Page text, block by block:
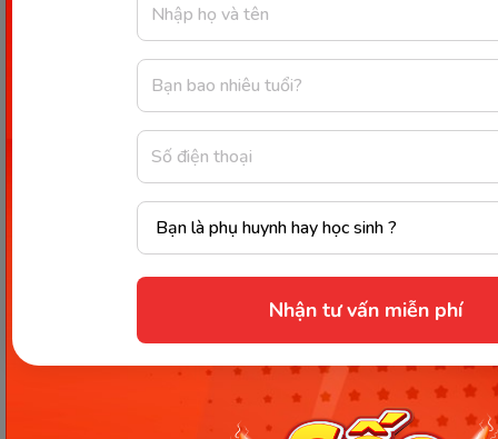
Nhận tư vấn miễn phí
Bài tập 2: Chia động từ
He ______ (have) two sisters.
I ______ (have) breakfast at 7:00 every morning.
She ______ (have) a headache since yesterday.
We ______ (have) a great time at the party last
They ______ (have) been waiting for you for
The car ______ (have) a flat tire.
______ you ______ (have) any questions about